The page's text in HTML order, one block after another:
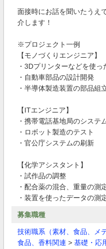
面接時にお話を聞いたうえ
介します！
※プロジェクト一例
【モノづくりエンジニア】
・3Dプリンターなどを使
・自動車部品の設計開発
・半導体製造装置の部品組
【ITエンジニア】
・携帯電話基地局のシステ
・ロボット製造のテスト
・官公庁システムの刷新
【化学アシスタント】
・試作品の調整
・配合薬の混合、重量の測
・装置を使ったデータの測
募集職種
技術職系（素材、食品、メ
食品、香料関連 > 基礎・応